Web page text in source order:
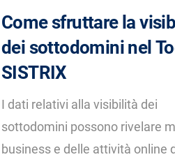
Come sfruttare la
dei sottodomini nel
SISTRIX
I dati relativi alla visibilità dei
sottodomini possono rivelare
business e delle attività online